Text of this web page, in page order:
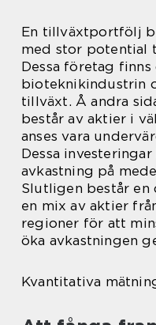
En tillväxtportfölj
med stor potential
Dessa företag
bioteknikindustrin
tillväxt. Å andra
består av aktier i
anses vara
Dessa
avkastning på
Slutligen består
en mix av aktier
regioner för att
öka avkastningen
Kvantitativa